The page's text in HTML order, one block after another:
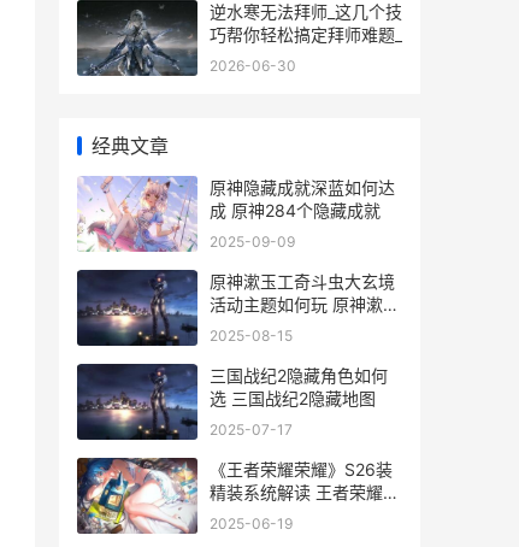
逆水寒无法拜师_这几个技
巧帮你轻松搞定拜师难题_
2026-06-30
经典文章
原神隐藏成就深蓝如何达
成 原神284个隐藏成就
2025-09-09
原神漱玉工奇斗虫大玄境
活动主题如何玩 原神漱玉
工奇斗虫大玄境挑刺
2025-08-15
三国战纪2隐藏角色如何
选 三国战纪2隐藏地图
2025-07-17
《王者荣耀荣耀》S26装
精装系统解读 王者荣耀荣
耀之章命运篇免费观看完
2025-06-19